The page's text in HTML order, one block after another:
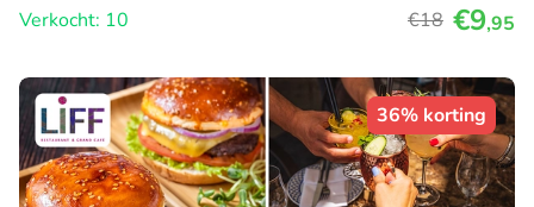
Verkocht: 10
€18 €9,95
36% korting